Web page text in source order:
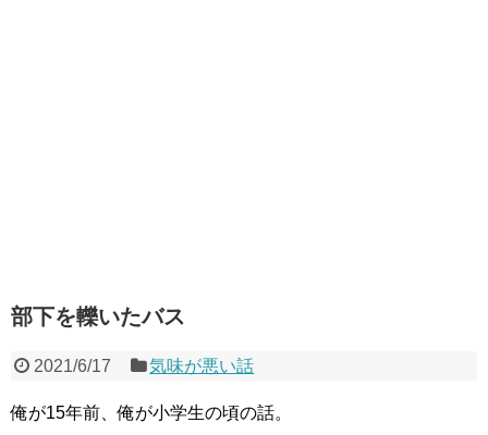
部下を轢いたバス
2021/6/17 気味が悪い話
俺が15年前、俺が小学生の頃の話。